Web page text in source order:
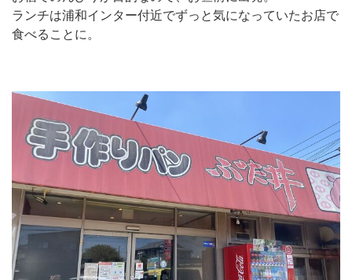
ランチは浦和インター付近でずっと気になっていたお店で
食べることに。